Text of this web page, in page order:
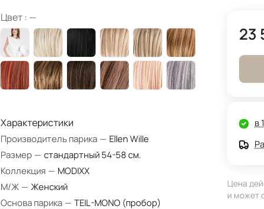
Цвет : —
Характеристики
Производитель парика — Ellen Wille
Размер — стандартный 54-58 см.
Коллекция — MODIXX
М/Ж — Женский
Основа парика — TEIL-MONO (пробор)
23
в
Цена
и может